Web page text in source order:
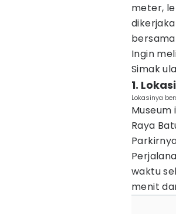
meter,
Ingin
Simak
1.
Lokasinya
Museum
Raya
waktu
menit